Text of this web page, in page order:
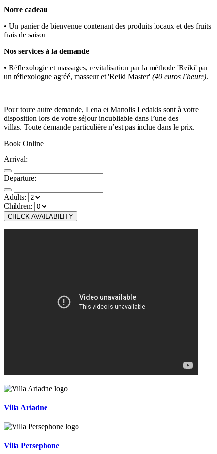
Notre cadeau
• Un panier de bienvenue contenant des produits locaux et des fruits
frais de saison
Nos services à la demande
• Réflexologie et massages, revitalisation par la méthode 'Reiki' par
un réflexologue agréé, masseur et 'Reiki Master' (40 euros l’heure).
Pour toute autre demande, Lena et Manolis Ledakis sont à votre
disposition lors de votre séjour inoubliable dans l’une des
villas. Toute demande particulière n’est pas inclue dans le prix.
Book Online
Arrival:
Departure:
Adults:
Children:
Villa Ariadne
Villa Persephone